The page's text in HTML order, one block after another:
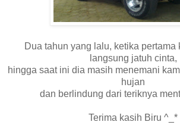
Dua tahun yang lalu, ketika pertama
langsung jatuh cinta,
hingga saat ini dia masih menemani
hujan
dan berlindung dari teriknya
Terima kasih Biru ^_*